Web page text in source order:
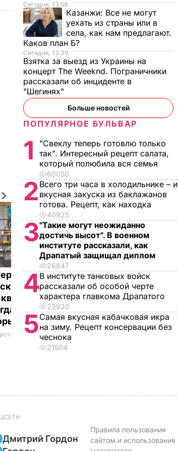
Роменский
почему в
квартире теперь
закрыты
14.25БУЛЬВАР
Своевременно
срезайте цветы
бархатцев, чтобы
они дали новые
бутоны
6 августа, 13.41
Сегодня, 13.59
Казанжи: Все не могут
уехать из страны или в
села, как нам предлагают.
Каков план Б?
Сегодня, 13.39
Взятка за выезд из Украины на
концерт The Weeknd. Пограничники
рассказали об инциденте в
"Шегинях"
Больше новостей
ПОПУЛЯРНОЕ БУЛЬВАР
1
"Свеклу теперь готовлю только
так". Интересный рецепт салата,
который полюбила вся семья
60050
2 Всего три часа в холодильнике – и
вкусная закуска из баклажанов
готова. Рецепт, как находка
40925
3"Такие могут неожиданно
достичь высот". В военном
институте рассказали, как
Драпатый защищал диплом
26847
4В институте танковых войск
рассказали об особой черте
характера главкома Драпатого
23920
5Самая вкусная кабачковая икра
на зиму. Рецепт консервации без
чеснока
21504
Дмитрий Гордон
Правила пользования
сайтом и использования